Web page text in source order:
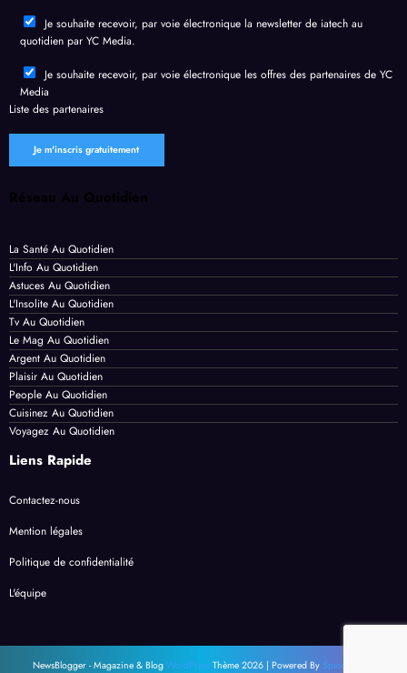
Je souhaite recevoir, par voie électronique la newsletter de iatech au
quotidien par YC Media.
Je souhaite recevoir, par voie électronique les offres des partenaires de YC
Media
Liste des partenaires
Réseau Au Quotidien
La Santé Au Quotidien
L'Info Au Quotidien
Astuces Au Quotidien
L'Insolite Au Quotidien
Tv Au Quotidien
Le Mag Au Quotidien
Argent Au Quotidien
Plaisir Au Quotidien
People Au Quotidien
Cuisinez Au Quotidien
Voyagez Au Quotidien
Liens Rapide
Contactez-nous
Mention légales
Politique de confidentialité
L'équipe
NewsBlogger - Magazine & Blog WordPress Thème 2026 | Powered By SpiceThemes